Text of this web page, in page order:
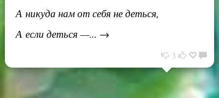
А никуда нам от себя не деться,
А если деться —... →
3